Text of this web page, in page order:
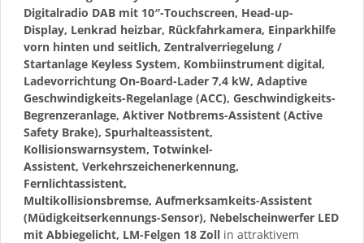
Digitalradio DAB mit 10″-Touchscreen, Head-up-
Display, Lenkrad heizbar, Rückfahrkamera, Einparkhilfe
vorn hinten und seitlich, Zentralverriegelung /
Startanlage Keyless System, Kombiinstrument digital,
Ladevorrichtung On-Board-Lader 7,4 kW, Adaptive
Geschwindigkeits-Regelanlage (ACC), Geschwindigkeits-
Begrenzeranlage, Aktiver Notbrems-Assistent (Active
Safety Brake), Spurhalteassistent,
Kollisionswarnsystem, Totwinkel-
Assistent, Verkehrszeichenerkennung,
Fernlichtassistent,
Multikollisionsbremse, Aufmerksamkeits-Assistent
(Müdigkeitserkennungs-Sensor), Nebelscheinwerfer LED
mit Abbiegelicht, LM-Felgen 18 Zoll in attraktivem